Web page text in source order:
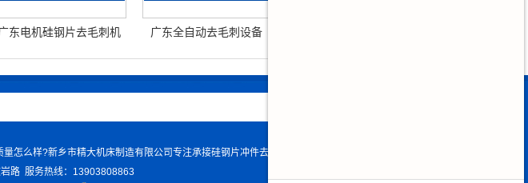
东电机硅钢片去毛刺机 广东全自动去毛刺设备
么样?新乡市精大机床制造有限公司专注承接硅钢片冲件去毛机,去毛刺抛光机,去毛刺设备等产品.
路 服务热线：13903808863